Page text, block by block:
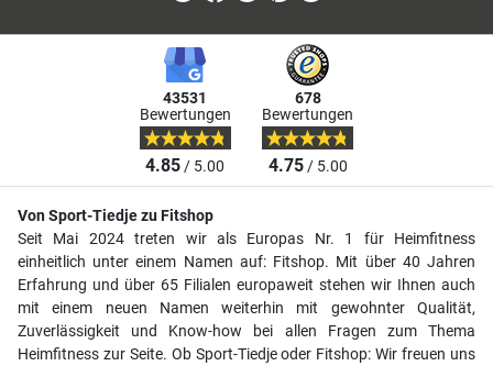
43531
Bewertungen
4.85/ 5.00
678
Bewertungen
4.75/ 5.00
Von Sport-Tiedje zu Fitshop
Seit Mai 2024 treten wir als Europas Nr. 1 für Heimfitness
einheitlich unter einem Namen auf: Fitshop. Mit über 40 Jahren
Erfahrung und über 65 Filialen europaweit stehen wir Ihnen auch
mit einem neuen Namen weiterhin mit gewohnter Qualität,
Zuverlässigkeit und Know-how bei allen Fragen zum Thema
Heimfitness zur Seite. Ob Sport-Tiedje oder Fitshop: Wir freuen uns